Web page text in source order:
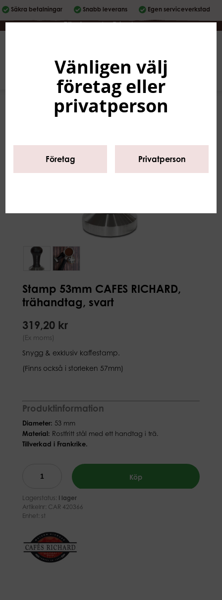
Säkra betalningar Snabb leverans Egen serviceverkstad
Företag | Privatperson
0
Stamp 53mm CAFES RICHARD,
trähandtag, svart
319,20 kr
(Ex moms)
Snygg & exklusiv kaffestamp.
(Finns också i storleken 57mm)
Produktinformation
Diameter: 53 mm
Material: Rostfritt stål med ett handtag i trä.
Tillverkad i Frankrike.
Köp
Lagerstatus: I lager
Artikelnr: CAR 420366
Enhet: st
Vänligen välj
företag eller
privatperson
Företag Privatperson